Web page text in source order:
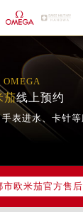
OMEGA
茄线上预约
表进水、卡针等
售后服务中心